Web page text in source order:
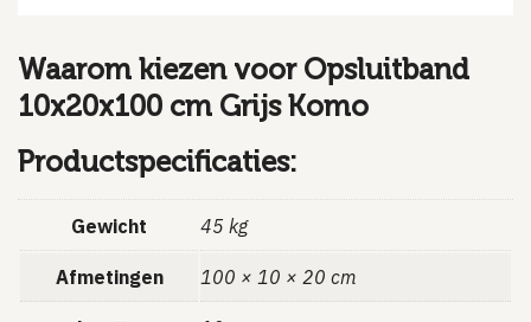
Waarom kiezen voor Opsluitband
10x20x100 cm Grijs Komo
Productspecificaties:
Gewicht 45 kg
Afmetingen 100 × 10 × 20 cm